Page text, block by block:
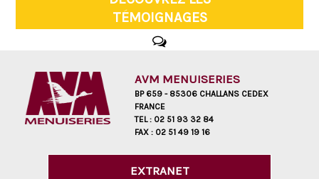
TÉMOIGNAGES
AVM MENUISERIES
BP 659 - 85306 CHALLANS CEDEX
FRANCE
TEL : 02 51 93 32 84
FAX : 02 51 49 19 16
EXTRANET